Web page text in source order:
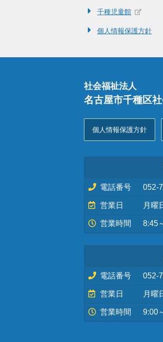
千種児童館
個人情報保護方針
社会福祉法人
名古屋市千種区
個人情報保護方針
電話番号 052-
営業日 月曜
営業時間 8:45
電話番号 052-
営業日 月曜
営業時間 9:00